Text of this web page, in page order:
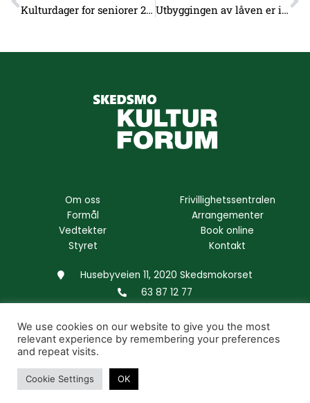
Kulturdager for seniorer 29. september til 1. oktober 2022 Utbyggingen av låven er i gang!
Om oss
Formål
Vedtekter
Styret
Frivillighetssentralen
Arrangementer
Book online
Kontakt
Husebyveien 11, 2020 Skedsmokorset
63 87 12 77
F
a
c
Copyright © 2026 - Skedsmo Kulturforum AS. All rights
reserved.
Developed & Designed by
We use cookies on our website to give you the most
relevant experience by remembering your preferences
and repeat visits.
Cookie Settings OK